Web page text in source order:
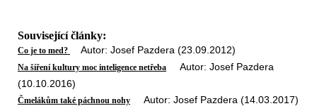
Související články:
Co je to med? Autor: Josef Pazdera (23.09.2012)
Na šíření kultury moc inteligence netřeba Autor: Josef Pazdera
(10.10.2016)
Čmelákům také páchnou nohy Autor: Josef Pazdera (14.03.2017)